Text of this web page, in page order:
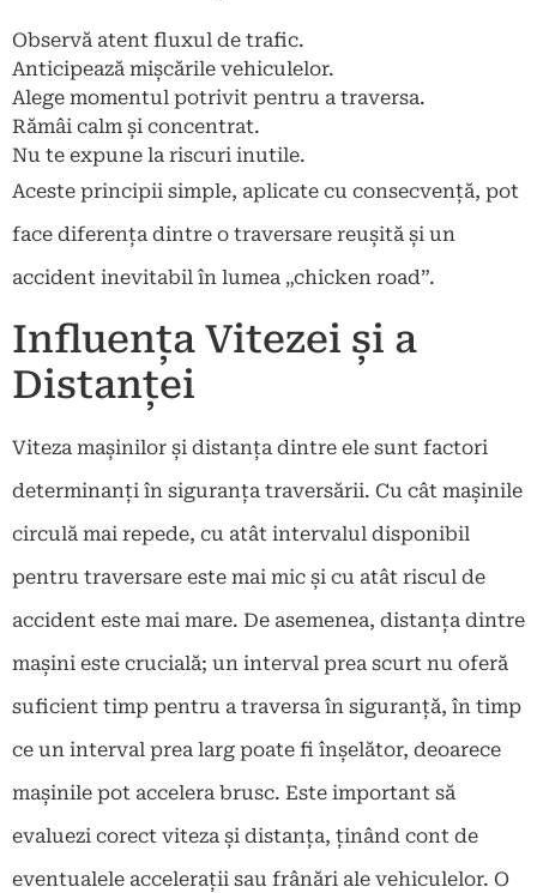
Observă atent fluxul de trafic.
Anticipează mișcările vehiculelor.
Alege momentul potrivit pentru a traversa.
Rămâi calm și concentrat.
Nu te expune la riscuri inutile.
Aceste principii simple, aplicate cu consecvență, pot
face diferența dintre o traversare reușită și un
accident inevitabil în lumea „chicken road”.
Influența Vitezei și a
Distanței
Viteza mașinilor și distanța dintre ele sunt factori
determinanți în siguranța traversării. Cu cât mașinile
circulă mai repede, cu atât intervalul disponibil
pentru traversare este mai mic și cu atât riscul de
accident este mai mare. De asemenea, distanța dintre
mașini este crucială; un interval prea scurt nu oferă
suficient timp pentru a traversa în siguranță, în timp
ce un interval prea larg poate fi înșelător, deoarece
mașinile pot accelera brusc. Este important să
evaluezi corect viteza și distanța, ținând cont de
eventualele accelerații sau frânări ale vehiculelor. O